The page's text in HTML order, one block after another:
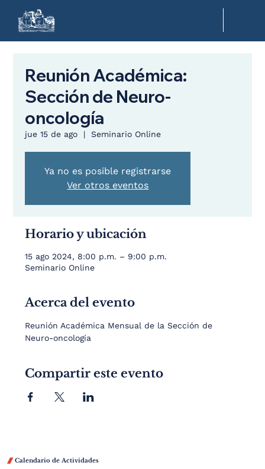
 Calendario de Actividades
Reunión Académica:
Sección de Neuro-
oncología
jue 15 de ago
  |
Seminario Online
Ya no es posible registrarse
Ver otros eventos
Horario y ubicación
15 ago 2024, 8:00 p.m. – 9:00 p.m.
Seminario Online
Acerca del evento
Reunión Académica Mensual de la Sección de
Neuro-oncología
Compartir este evento